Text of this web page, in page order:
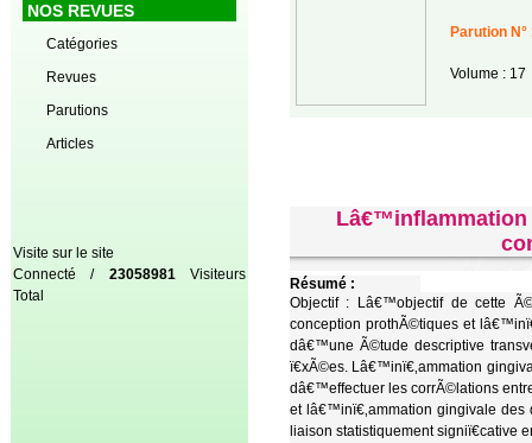
NOS REVUES
Catégories
Revues
Parutions
Articles
Visite sur le site
Connecté / 23058981Visiteurs
Total
Parution N°
Volume : 17
Lâ€™inflammation
Résumé :
Objectif : Lâ€™objectif de cette
conception prothÃ©tiques et
dâ€™une Ã©tude descriptive
ï€xÃ©es. Lâ€™inï€‚ammation
dâ€™effectuer les corrÃ©lations
et lâ€™inï€‚ammation gingivale
liaison statistiquement